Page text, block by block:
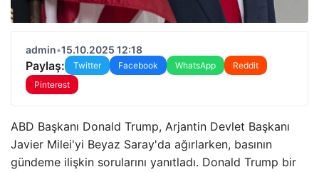
admin•15.10.2025 12:18
Paylaş: Twitter Facebook WhatsApp
Reddit
Pinterest
ABD Başkanı Donald Trump, Arjantin Devlet Başkanı
Javier Milei'yi Beyaz Saray'da ağırlarken, basının
gündeme ilişkin sorularını yanıtladı. Donald Trump bir